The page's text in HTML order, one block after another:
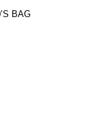
BAG